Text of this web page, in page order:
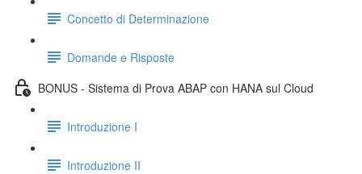
Concetto di Determinazione
Domande e Risposte
BONUS - Sistema di Prova ABAP con HANA sul Cloud
Introduzione I
Introduzione II